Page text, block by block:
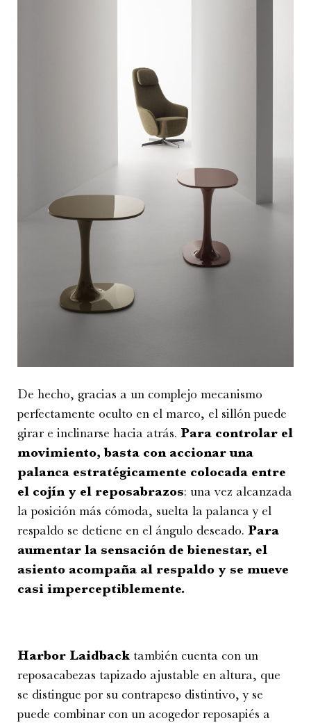
De hecho, gracias a un complejo mecanismo
perfectamente oculto en el marco, el sillón puede
girar e inclinarse hacia atrás. Para controlar el
movimiento, basta con accionar una
palanca estratégicamente colocada entre
el cojín y el reposabrazos: una vez alcanzada
la posición más cómoda, suelta la palanca y el
respaldo se detiene en el ángulo deseado. Para
aumentar la sensación de bienestar, el
asiento acompaña al respaldo y se mueve
casi imperceptiblemente.
Harbor Laidback también cuenta con un
reposacabezas tapizado ajustable en altura, que
se distingue por su contrapeso distintivo, y se
puede combinar con un acogedor reposapiés a